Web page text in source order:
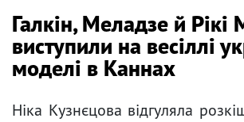
Галкін, Меладзе й Рікі
виступили на весіллі
моделі в Каннах
Ніка Кузнєцова відгуляла